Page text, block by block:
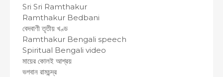
Sri Sri Ramthakur
Ramthakur Bedbani
বেদবাণী তৃতীয় খণ্ড
Ramthakur Bengali speech
Spiritual Bengali video
মায়ের কোলই আশ্রয়
ভগবান রামচন্দ্র